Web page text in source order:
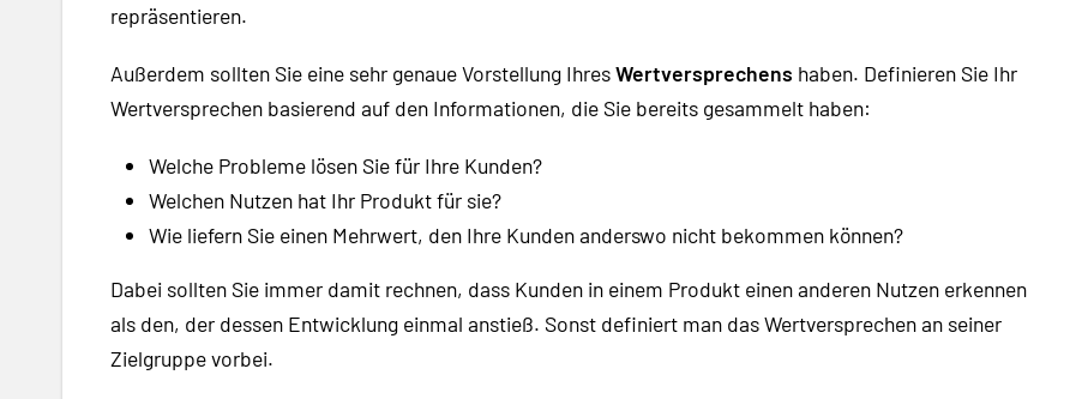
repräsentieren.
Außerdem sollten Sie eine sehr genaue Vorstellung IhresWertversprechens haben. Definieren Sie Ihr
Wertversprechen basierend auf den Informationen, die Sie bereits gesammelt haben:
Welche Probleme lösen Sie für Ihre Kunden?
Welchen Nutzen hat Ihr Produkt für sie?
Wie liefern Sie einen Mehrwert, den Ihre Kunden anderswo nicht bekommen können?
Dabei sollten Sie immer damit rechnen, dass Kunden in einem Produkt einen anderen Nutzen erkennen
als den, der dessen Entwicklung einmal anstieß. Sonst definiert man das Wertversprechen an seiner
Zielgruppe vorbei.